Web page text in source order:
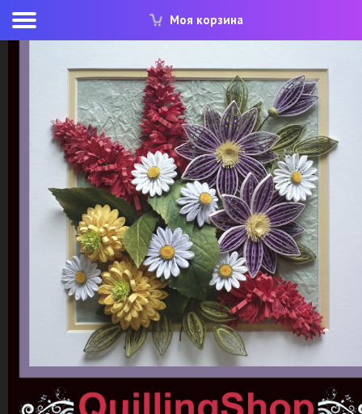
Моя корзина